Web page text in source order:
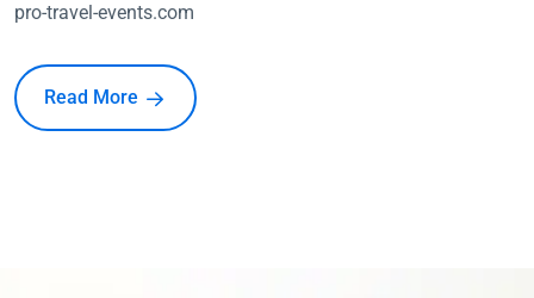
pro-travel-events.com
Read More